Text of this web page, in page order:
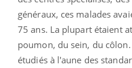
généraux, ces malades
75 ans. La plupart étaient
poumon, du sein, du
étudiés à l'aune des